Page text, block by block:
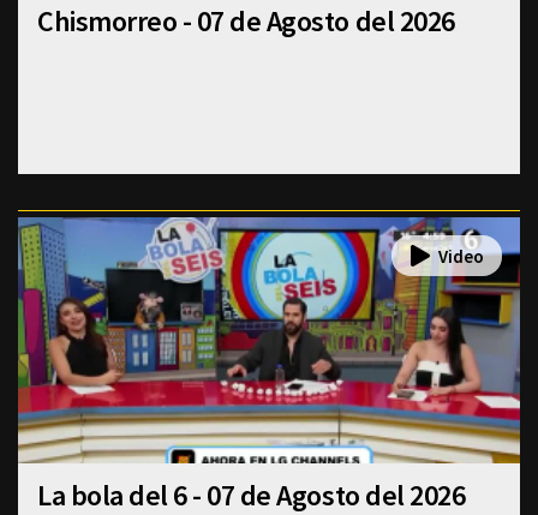
Chismorreo - 07 de Agosto del 2026
La bola del 6 - 07 de Agosto del 2026